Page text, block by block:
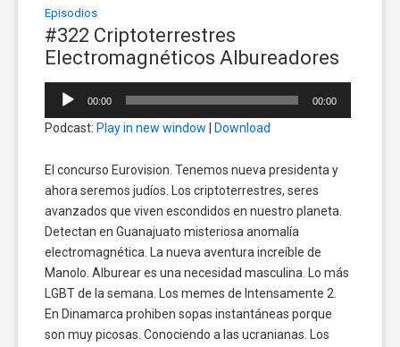
Episodios
#322 Criptoterrestres
Electromagnéticos Albureadores
Reproductor
audio
00:00 00:00
Podcast: Play in new window | Download
El concurso Eurovision. Tenemos nueva presidenta y
ahora seremos judíos. Los criptoterrestres, seres
avanzados que viven escondidos en nuestro planeta.
Detectan en Guanajuato misteriosa anomalía
electromagnética. La nueva aventura increíble de
Manolo. Alburear es una necesidad masculina. Lo más
LGBT de la semana. Los memes de Intensamente 2.
En Dinamarca prohiben sopas instantáneas porque
son muy picosas. Conociendo a las ucranianas. Los